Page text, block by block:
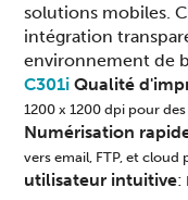
solutions mobiles.
intégration
environnement de
C301i Qualité
1200 x 1200 dpi pour
Numérisation
vers email, FTP, et
utilisateur intuitive: